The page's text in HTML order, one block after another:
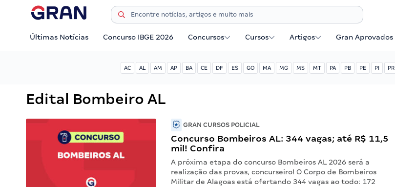
Últimas Notícias Concurso IBGE 2026 Concursos Cursos Artigos Gran Aprovados
AC AL AM AP BA CE DF ES GO MA MG MS MT PA PB PE PI PR
Edital Bombeiro AL
GRAN CURSOS POLICIAL
Concurso Bombeiros AL: 344 vagas; até R$ 11,5
mil! Confira
A próxima etapa do concurso Bombeiros AL 2026 será a
realização das provas, concurseiro! O Corpo de Bombeiros
Militar de Alagoas está ofertando 344 vagas ao todo: 172